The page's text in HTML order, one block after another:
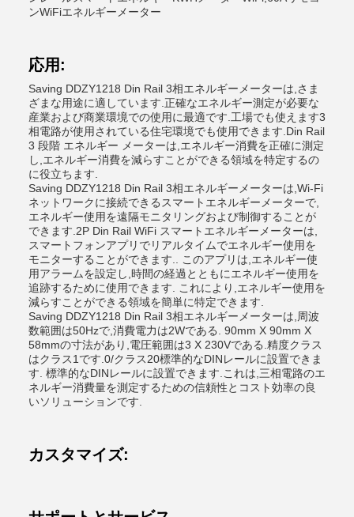
ンWiFiエネルギーメーター
応用:
Saving DDZY1218 Din Rail 3相エネルギーメーターは,さま
ざまな用途に適しています.正確なエネルギー測定が必要な
産業および商業環境での使用に最適です.工場でも使えます3
相電路が使用されている住宅環境でも使用できます.Din Rail
3 段階 エネルギー メーターは,エネルギー消費を正確に測定
し,エネルギー消費を減らすことができる領域を特定するの
に役立ちます.
Saving DDZY1218 Din Rail 3相エネルギーメーターは,Wi-Fi
ネットワークに接続できるスマートエネルギーメーターで,
エネルギー使用を遠隔モニタリングおよび制御することが
できます.2P Din Rail WiFi スマートエネルギーメーターは,
スマートフォンアプリでリアルタイムでエネルギー使用を
モニターすることができます.. このアプリは,エネルギー使
用アラームを設定し,時間の経過とともにエネルギー使用を
追跡するために使用できます. これにより,エネルギー使用を
減らすことができる領域を簡単に特定できます.
Saving DDZY1218 Din Rail 3相エネルギーメーターは,周波
数範囲は50Hzで,消費電力は2Wである. 90mm X 90mm X
58mmの寸法があり,電圧範囲は3 X 230Vである.精度クラス
はクラス1です.0/クラス20標準的なDINレールに設置できま
す. 標準的なDINレールに設置できます.これは,三相電路のエ
ネルギー消費量を測定するための信頼性とコスト効率の良
いソリューションです.
カスタマイズ: